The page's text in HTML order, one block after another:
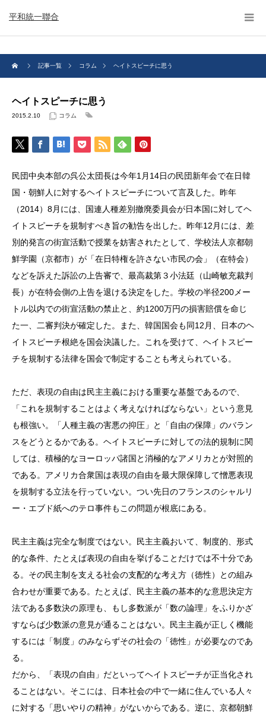
平和統一聯合
記事一覧 コラム ヘイトスピーチに思う
ヘイトスピーチに思う
2015.2.10 コラム
民団中央本部の呉公太団長は今年1月14日の民団新年会で在日韓
国・朝鮮人に対するヘイトスピーチについて言及した。昨年
（2014）8月には、国連人種差別撤廃委員会が日本国に対してヘ
イトスピーチを規制すべき旨の勧告を出した。昨年12月には、差
別的発言の街宣活動で授業を妨害されたとして、学校法人京都朝
鮮学園（京都市）が「在日特権を許さない市民の会」（在特会）
などを訴えた訴訟の上告審で、最高裁第３小法廷（山崎敏充裁判
長）が在特会側の上告を退ける決定をした。学校の半径200メー
トル以内での街宣活動の禁止と、約1200万円の損害賠償を命じ
た一、二審判決が確定した。また、韓国国会も同12月、日本のヘ
イトスピーチ根絶を国会決議した。これを受けて、ヘイトスピー
チを規制する法律を国会で制定することも考えられている。
ただ、表現の自由は民主主義における重要な基盤であるので、
「これを規制することはよく考えなければならない」という意見
も根強い。「人種主義の害悪の抑圧」と「自由の保障」のバラン
スをどうとるかである。ヘイトスピーチに対しての法的規制に関
しては、積極的なヨーロッパ諸国と消極的なアメリカとが対照的
である。アメリカ合衆国は表現の自由を最大限保障して憎悪表現
を規制する立法を行っていない。つい先日のフランスのシャルリ
ー・エブド紙へのテロ事件もこの問題が根底にある。
民主主義は完全な制度ではない。民主主義おいて、制度的、形式
的な条件、たとえば表現の自由を挙げることだけでは不十分であ
る。その民主制を支える社会の支配的な考え方（徳性）との組み
合わせが重要である。たとえば、民主主義の基本的な意思決定方
法である多数決の原理も、もし多数派が「数の論理」をふりかざ
すならば少数派の意見が通ることはない。民主主義が正しく機能
するには「制度」のみならずその社会の「徳性」が必要なのであ
る。
だから、「表現の自由」だといってヘイトスピーチが正当化され
ることはない。そこには、日本社会の中で一緒に住んでいる人々
に対する「思いやりの精神」がないからである。逆に、京都朝鮮